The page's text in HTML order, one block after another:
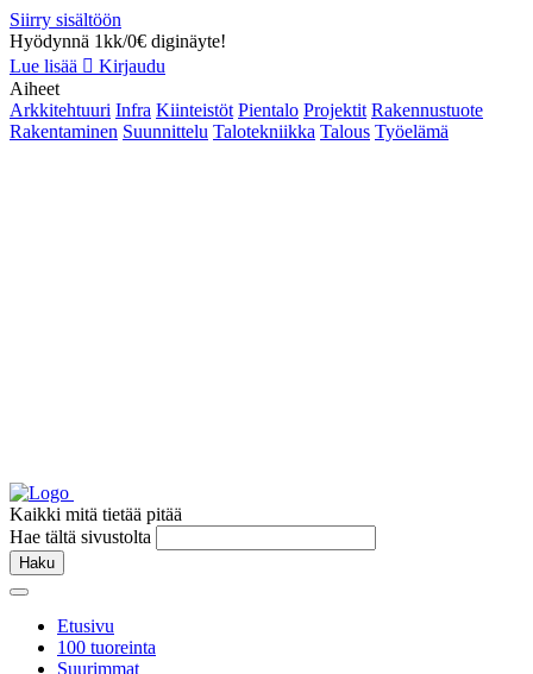
Siirry sisältöön
Hyödynnä 1kk/0€ diginäyte!
Lue lisää
Kirjaudu
Aiheet
Arkkitehtuuri Infra Kiinteistöt Pientalo Projektit Rakennustuote
Rakentaminen Suunnittelu Talotekniikka Talous Työelämä
Kaikki mitä tietää pitää
Hae tältä sivustolta
Haku
Etusivu
100 tuoreinta
Suurimmat